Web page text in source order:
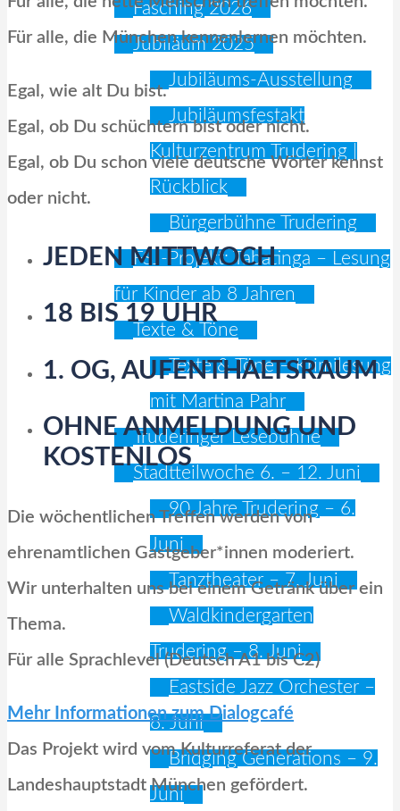
Fasching 2026
Jubiläum 2025
Jubiläums-Ausstellung
Jubiläumsfestakt
Kulturzentrum Trudering |
Rückblick
Bürgerbühne Trudering
FSJ-Projekt: Tabatinga – Lesung
für Kinder ab 8 Jahren
Texte & Töne
Texte & Töne – Krimilesung
mit Martina Pahr
Truderinger Lesebühne
Stadtteilwoche 6. – 12. Juni
90 Jahre Trudering – 6.
Juni
Tanztheater – 7. Juni
Waldkindergarten
Trudering – 8. Juni
Eastside Jazz Orchester –
8. Juni
Bridging Generations – 9.
Juni
Für alle, die München kennenlernen möchten.
Egal, wie alt Du bist.
Egal, ob Du schüchtern bist oder nicht.
Egal, ob Du schon viele deutsche Wörter kennst
oder nicht.
JEDEN MITTWOCH
18 BIS 19 UHR
1. OG, AUFENTHALTSRAUM
OHNE ANMELDUNG UND
KOSTENLOS
Die wöchentlichen Treffen werden von
ehrenamtlichen Gastgeber*innen moderiert.
Wir unterhalten uns bei einem Getränk über ein
Thema.
Für alle Sprachlevel (Deutsch A1 bis C2)
Mehr Informationen zum Dialogcafé
Das Projekt wird vom Kulturreferat der
Landeshauptstadt München gefördert.